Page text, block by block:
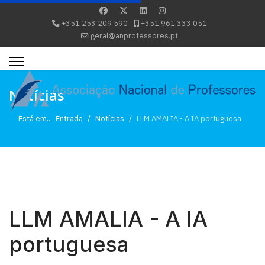
+351 253 209 590
+351 961 333 051
geral@anprofessores.pt
Notícias
Está em... Entrada Notícias LLM AMALIA - A IA portuguesa
LLM AMALIA - A IA
portuguesa